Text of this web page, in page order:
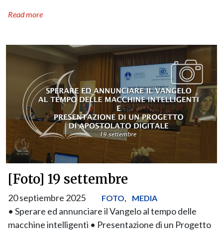
Read more
[Foto] 19 settembre
20 septiembre 2025 FOTO, MEDIA
• Sperare ed annunciare il Vangelo al tempo delle
macchine intelligenti • Presentazione di un Progetto